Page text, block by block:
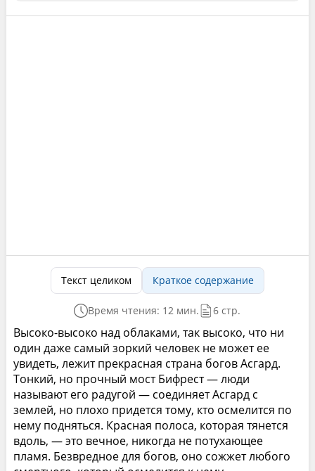
Текст целиком Краткое содержание
Время чтения: 12 мин. 6 стр.
Высоко-высоко над облаками, так высоко, что ни
один даже самый зоркий человек не может ее
увидеть, лежит прекрасная страна богов Асгард.
Тонкий, но прочный мост Бифрест — люди
называют его радугой — соединяет Асгард с
землей, но плохо придется тому, кто осмелится по
нему подняться. Красная полоса, которая тянется
вдоль, — это вечное, никогда не потухающее
пламя. Безвредное для богов, оно сожжет любого